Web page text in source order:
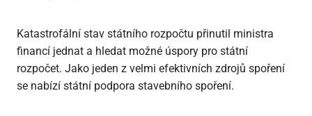
Katastrofální stav státního rozpočtu přinutil ministra
financí jednat a hledat možné úspory pro státní
rozpočet. Jako jeden z velmi efektivních zdrojů spoření
se nabízí státní podpora stavebního spoření.